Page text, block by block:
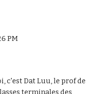
PM
c'est Dat Luu, le prof de
terminales des